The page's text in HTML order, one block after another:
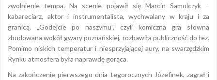
zwolnienie tempa. Na scenie pojawił się Marcin Samolczyk –
kabareciarz, aktor i instrumentalista, wychwalany w kraju i za
granicą. „Godejcie po naszymu”, czyli komiczna gra słowna
zbudowana wokół gwary poznańskiej, rozbawiła publiczność do łez.
Pomimo niskich temperatur i niesprzyjającej aury, na swarzędzkim
Rynku atmosfera była naprawdę gorąca.
Na zakończenie pierwszego dnia tegorocznych Józefinek, zagrał i